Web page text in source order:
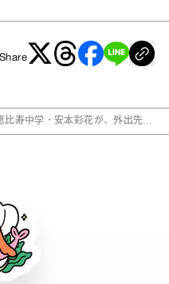
Share
寿中学・安本彩花が、外出先で